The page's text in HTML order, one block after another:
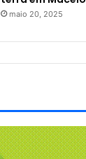
maio 20, 2025